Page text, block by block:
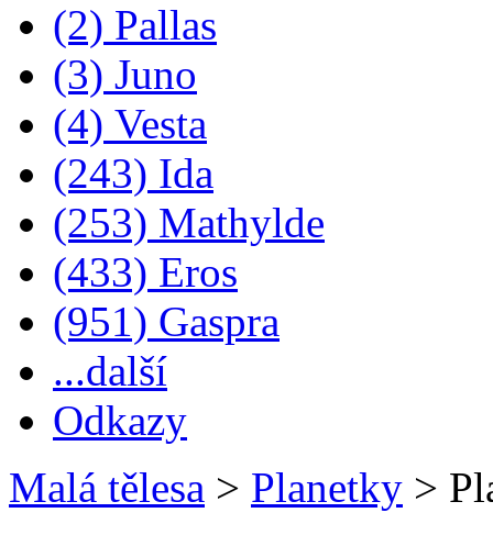
(2) Pallas
(3) Juno
(4) Vesta
(243) Ida
(253) Mathylde
(433) Eros
(951) Gaspra
...další
Odkazy
Malá tělesa > Planetky >